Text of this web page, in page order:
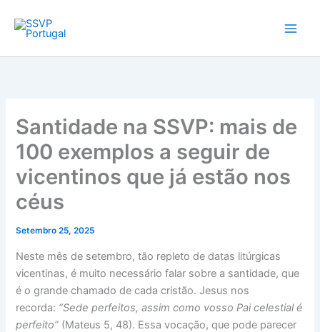
content
Santidade na SSVP: mais de
100 exemplos a seguir de
vicentinos que já estão nos
céus
Setembro 25, 2025
Neste mês de setembro, tão repleto de datas litúrgicas
vicentinas, é muito necessário falar sobre a santidade, que
é o grande chamado de cada cristão. Jesus nos
recorda: “Sede perfeitos, assim como vosso Pai celestial é
perfeito” (Mateus 5, 48). Essa vocação, que pode parecer